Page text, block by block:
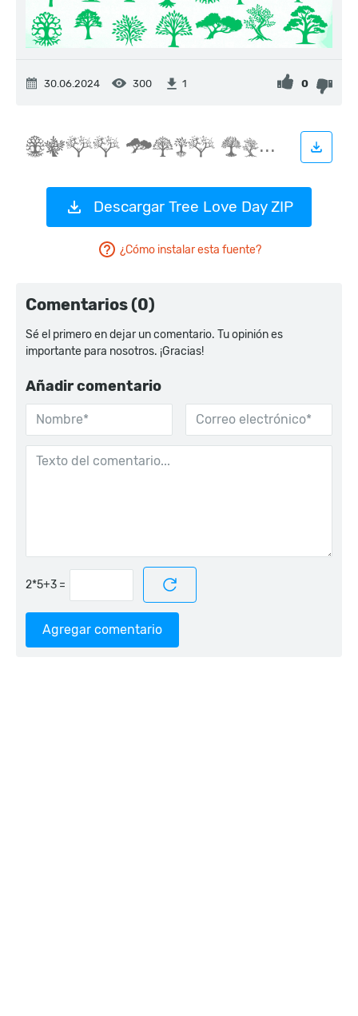
30.06.2024 300 1 0
Descargar Tree Love Day ZIP
¿Cómo instalar esta fuente?
Comentarios (0)
Sé el primero en dejar un comentario. Tu opinión es
importante para nosotros. ¡Gracias!
Añadir comentario
=
Agregar comentario